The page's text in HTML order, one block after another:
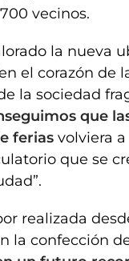
vecinos.
la nueva
el corazón de
la sociedad
que
ferias volviera
que se
realizada
la confección